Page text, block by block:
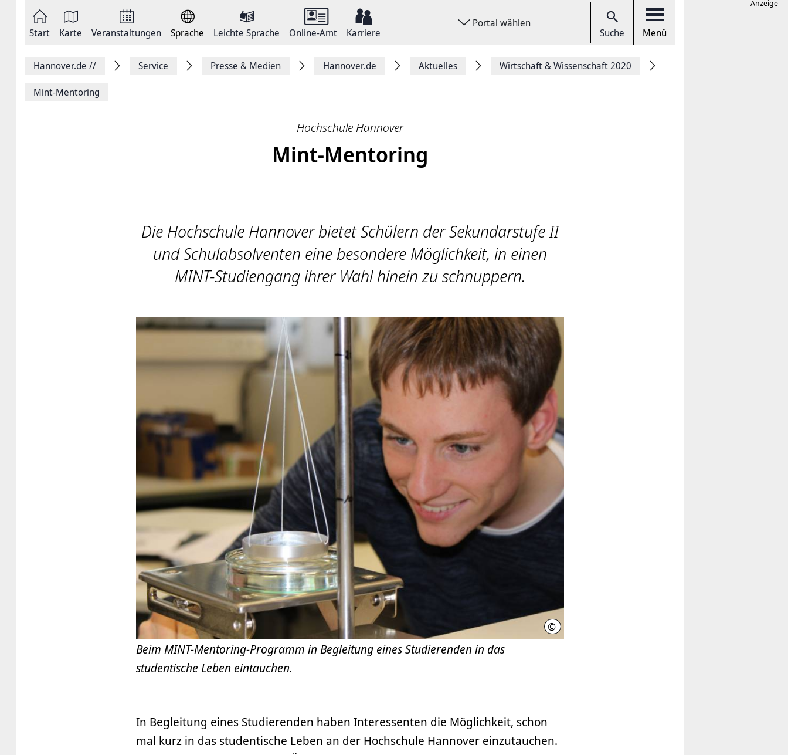
springen
Start Karte Veranstaltungen Sprache Leichte Sprache Online-Amt Karriere
Portal wählen
Suche Menü
FacebookHannover.de // Service Presse & Medien Hannover.de Aktuelles Wirtschaft & Wissenschaft 2020
Mint-Mentoring
Hochschule Hannover
Mint-Mentoring
Die Hochschule Hannover bietet Schülern der Sekundarstufe II
und Schulabsolventen eine besondere Möglichkeit, in einen
MINT-Studiengang ihrer Wahl hinein zu schnuppern.
© Projekthaus Zukunft MINT
Beim MINT-Mentoring-Programm in Begleitung eines Studierenden in das
studentische Leben eintauchen.
In Begleitung eines Studierenden haben Interessenten die Möglichkeit, schon
mal kurz in das studentische Leben an der Hochschule Hannover einzutauchen.
Anzeige